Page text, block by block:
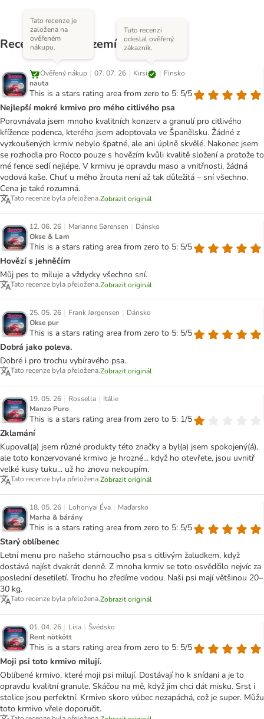
Recenze z jiných zemí
Ověřený nákup
Tato recenze je
založena na
ověřeném
nákupu.
| 07. 07. 26 | Kirsi
Tuto recenzi
odeslal ověřený
zákazník.
| Finsko
nauta
This is a stars rating area from zero to 5: 5/5
Nejlepší mokré krmivo pro mého citlivého psa
Porovnávala jsem mnoho kvalitních konzerv a granulí pro citlivého
křížence podenca, kterého jsem adoptovala ve Španělsku. Žádné z
vyzkoušených krmiv nebylo špatné, ale ani úplně skvělé. Nakonec jsem
se rozhodla pro Rocco pouze s hovězím kvůli kvalitě složení a protože to
mé fence sedí nejlépe. V krmivu je opravdu maso a vnitřnosti, žádná
vodová kaše. Chuť u mého žrouta není až tak důležitá – sní všechno.
Cena je také rozumná.
Tato recenze byla přeložena.Zobrazit originál
12. 06. 26 | Marianne Sørensen | Dánsko
Okse & Lam
This is a stars rating area from zero to 5: 5/5
Hovězí s jehněčím
Můj pes to miluje a vždycky všechno sní.
Tato recenze byla přeložena.Zobrazit originál
25. 05. 26 | Frank Jørgensen | Dánsko
Okse pur
This is a stars rating area from zero to 5: 5/5
Dobrá jako poleva.
Dobré i pro trochu vybíravého psa.
Tato recenze byla přeložena.Zobrazit originál
19. 05. 26 | Rossella | Itálie
Manzo Puro
This is a stars rating area from zero to 5: 1/5
Zklamání
Kupoval(a) jsem různé produkty této značky a byl(a) jsem spokojený(á),
ale toto konzervované krmivo je hrozné... když ho otevřete, jsou uvnitř
velké kusy tuku... už ho znovu nekoupím.
Tato recenze byla přeložena.Zobrazit originál
18. 05. 26 | Lohonyai Éva | Maďarsko
Marha & bárány
This is a stars rating area from zero to 5: 5/5
Starý oblíbenec
Letní menu pro našeho stárnoucího psa s citlivým žaludkem, když
dostává najíst dvakrát denně. Z mnoha krmiv se toto osvědčilo nejvíc za
poslední desetiletí. Trochu ho zředíme vodou. Naši psi mají většinou 20–
30 kg.
Tato recenze byla přeložena.Zobrazit originál
01. 04. 26 | Lisa | Švédsko
Rent nötkött
This is a stars rating area from zero to 5: 5/5
Moji psi toto krmivo milují.
Oblíbené krmivo, které moji psi milují. Dostávají ho k snídani a je to
opravdu kvalitní granule. Skáčou na mě, když jim chci dát misku. Srst i
stolice jsou perfektní. Krmivo skoro vůbec nezapáchá, což je super. Můžu
toto krmivo vřele doporučit.